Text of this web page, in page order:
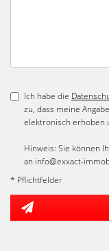
Ich habe die
zu, dass meine
elektronisch erhoben
Hinweis: Sie können
an info@exxact-
* Pflichtfelder